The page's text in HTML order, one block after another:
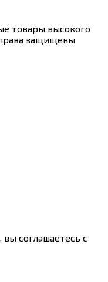
товары высокого
защищены
соглашаетесь с